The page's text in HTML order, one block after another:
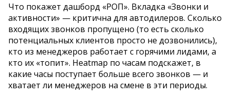
Что покажет дашборд «РОП». Вкладка «Звонки и
активности» — критична для автодилеров. Сколько
входящих звонков пропущено (то есть сколько
потенциальных клиентов просто не дозвонились),
кто из менеджеров работает с горячими лидами, а
кто их «топит». Heatmap по часам подскажет, в
какие часы поступает больше всего звонков — и
хватает ли менеджеров на смене в эти периоды.